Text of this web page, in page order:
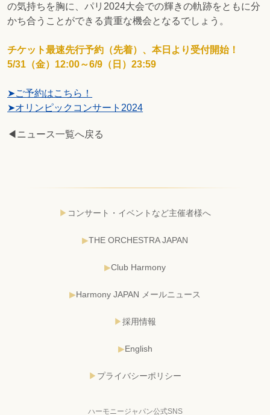
の気持ちを胸に、パリ2024大会での輝きの軌跡をともに分
かち合うことができる貴重な機会となるでしょう。
チケット最速先行予約（先着）、本日より受付開始！
5/31（金）12:00～6/9（日）23:59
➤ご予約はこちら！
➤オリンピックコンサート2024
◀ニュース一覧へ戻る
コンサート・イベントなど主催者様へ
THE ORCHESTRA JAPAN
Club Harmony
Harmony JAPAN メールニュース
採用情報
English
プライバシーポリシー
ハーモニージャパン公式SNS